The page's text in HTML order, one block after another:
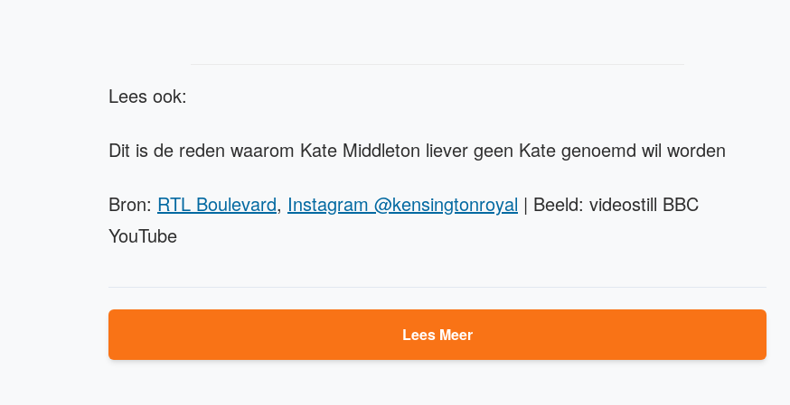
Lees ook:
Dit is de reden waarom Kate Middleton liever geen Kate genoemd wil worden
Bron: RTL Boulevard, Instagram @kensingtonroyal | Beeld: videostill BBC
YouTube
Lees Meer